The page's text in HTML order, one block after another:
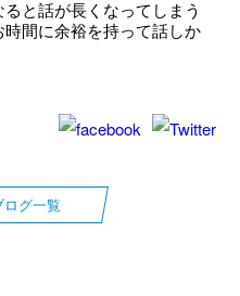
と話が長くなってしまう
間に余裕を持って話しか
グ一覧